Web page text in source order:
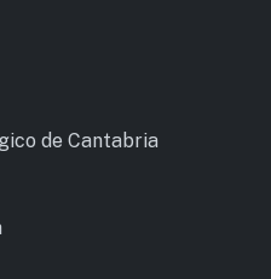
de Cantab​ria